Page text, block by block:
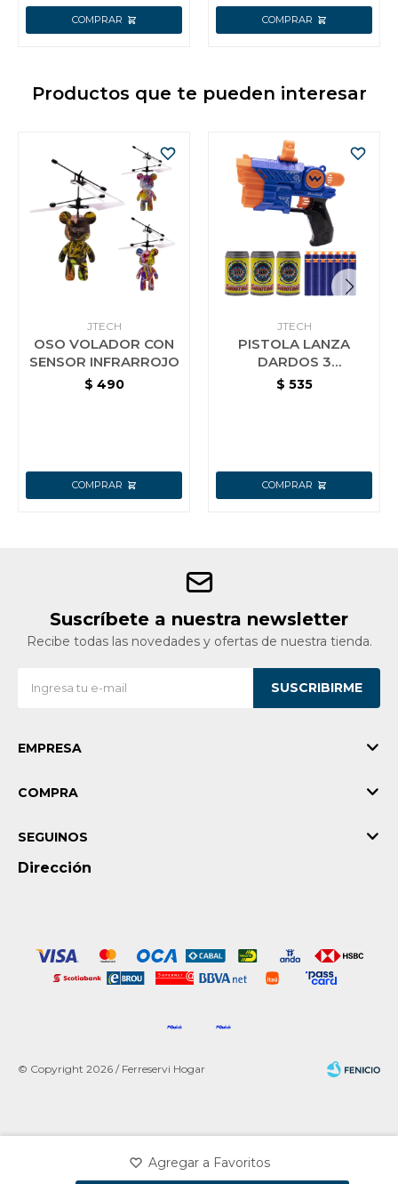
Productos que te pueden interesar
JTECH
OSO VOLADOR CON
SENSOR INFRARROJO
$ 490
JTECH
PISTOLA LANZA
DARDOS 3
OBJETIVOS 12
$ 535
Suscríbete a nuestra newsletter
Recibe todas las novedades y ofertas de nuestra tienda.
SUSCRIBIRME
EMPRESA
COMPRA
Dirección
SEGUINOS
© Copyright 2026 / Ferreservi Hogar